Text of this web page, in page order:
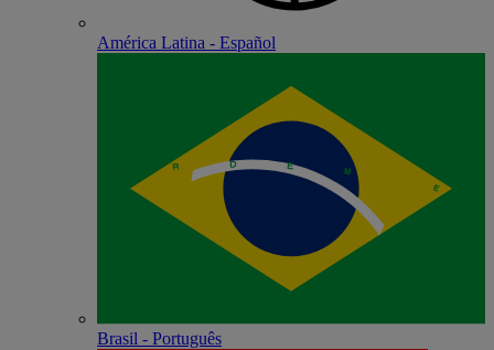
América Latina - Español
Brasil - Português